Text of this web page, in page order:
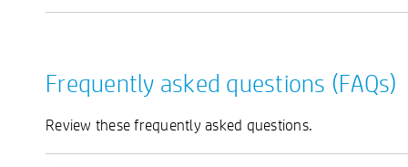
Frequently asked questions (FAQs)
Review these frequently asked questions.